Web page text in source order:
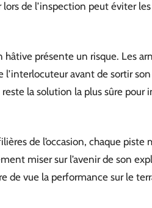
lors de l’inspection peut éviter
présente un risque. Les
l’interlocuteur avant de sortir
la solution la plus sûre pour
de l’occasion, chaque piste
miser sur l’avenir de son
de vue la performance sur le